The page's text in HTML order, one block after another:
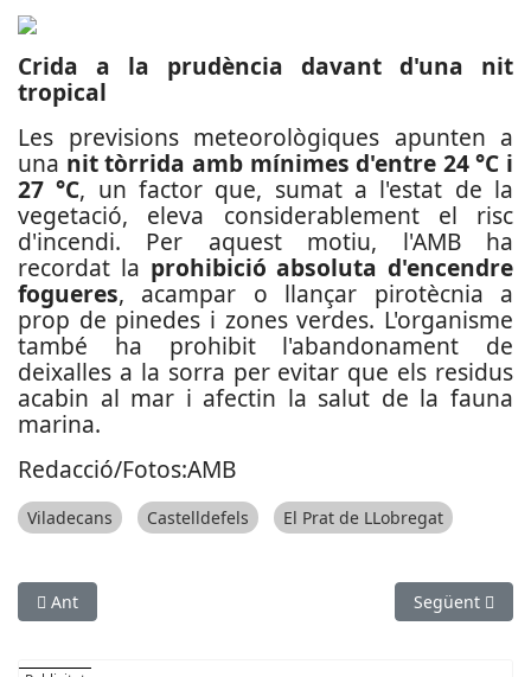
Crida a la prudència davant d'una nit
tropical
Les previsions meteorològiques apunten a
una nit tòrrida amb mínimes d'entre 24 °C i
27 °C, un factor que, sumat a l'estat de la
vegetació, eleva considerablement el risc
d'incendi. Per aquest motiu, l'AMB ha
recordat la prohibició absoluta d'encendre
fogueres, acampar o llançar pirotècnia a
prop de pinedes i zones verdes. L'organisme
també ha prohibit l'abandonament de
deixalles a la sorra per evitar que els residus
acabin al mar i afectin la salut de la fauna
marina.
Redacció/Fotos:AMB
Viladecans Castelldefels El Prat de LLobregat
Article anterior: Alerta de possibles males olors per obres de
Ant Article
Següent